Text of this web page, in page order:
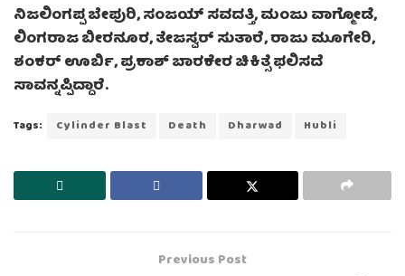
ನಿಜಲಿಂಗಪ್ಪ ಬೇಪುರಿ, ಸಂಜಯ್ ಸವದತ್ತಿ, ಮಂಜು ವಾಗ್ಮೋಡೆ,
ಲಿಂಗರಾಜ ಬೀರನೂರ, ತೇಜಸ್ವರ್ ಸುತಾರೆ, ರಾಜು ಮೂಗೇರಿ,
ಶಂಕರ್ ಊರ್ಬಿ, ಪ್ರಕಾಶ್ ಬಾರಕೇರ ಚಿಕಿತ್ಸೆ ಫಲಿಸದೆ
ಸಾವನ್ನಪ್ಪಿದ್ದಾರೆ.
Tags: Cylinder Blast Death Dharwad Hubli
Previous Post